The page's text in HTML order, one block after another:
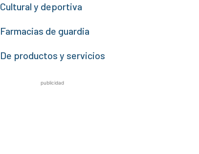
Cultural y deportiva
Farmacias de guardia
De productos y servicios
publicidad